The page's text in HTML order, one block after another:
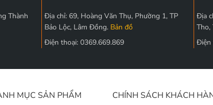
Thành
Địa chỉ: 69, Hoàng Văn Thụ, Phường 1, TP
Bảo Lộc, Lâm Đồng. Bản đồ
Điện thoại: 0369.669.869
Địa
Tho,
Điện
MỤC SẢN PHẨM CHÍNH SÁCH KHÁCH